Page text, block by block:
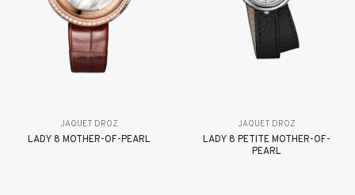
JAQUET DROZ
LADY 8 MOTHER-OF-PEARL
JAQUET DROZ
LADY 8 PETITE MOTHER-OF-
PEARL